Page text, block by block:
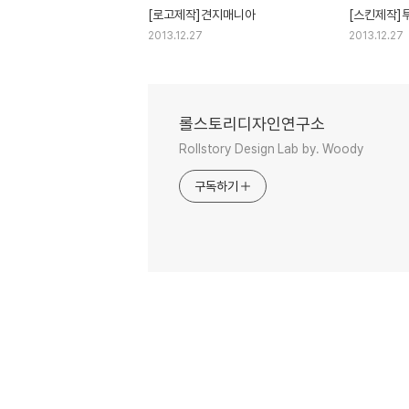
[로고제작]견지매니아
2013.12.27
[스킨제작]
2013.12.27
롤스토리디자인연구소
Rollstory Design Lab by. Woody
구독하기